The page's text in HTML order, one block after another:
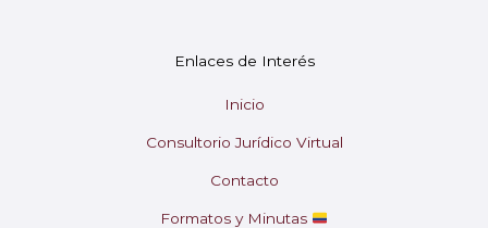
Enlaces de Interés
Inicio
Consultorio Jurídico Virtual
Contacto
Formatos y Minutas
Soy Mary tu asistente virtual.